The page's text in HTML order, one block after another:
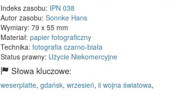
Indeks zasobu: IPN 038
Autor zasobu: Sonnke Hans
Wymiary: 79 x 55 mm
Materiał: papier fotograficzny
Technika: fotografia czarno-biała
Status prawny: Użycie Niekomercyjne
Słowa kluczowe:
weserplatte, gdańsk, wrzesień, ii wojna światowa,